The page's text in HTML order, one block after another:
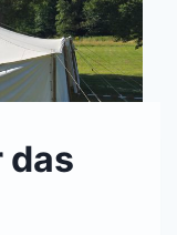
das